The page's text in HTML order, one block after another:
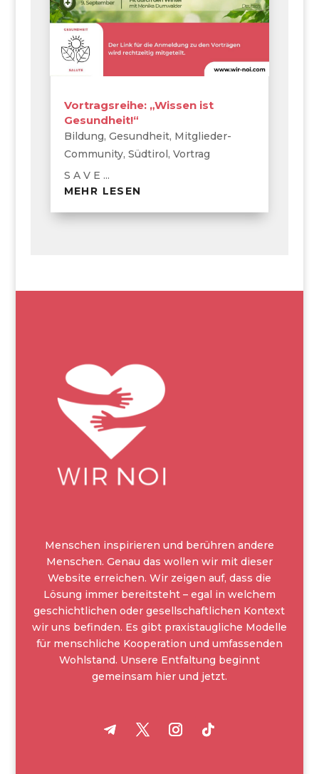
Vortragsreihe: „Wissen ist
Gesundheit!“
Bildung, Gesundheit, Mitglieder-
Community, Südtirol, Vortrag
S A V E ...
MEHR LESEN
Menschen inspirieren und berühren andere
Menschen. Genau das wollen wir mit dieser
Website erreichen. Wir zeigen auf, dass die
Lösung immer bereitsteht – egal in welchem
geschichtlichen oder gesellschaftlichen Kontext
wir uns befinden. Es gibt praxistaugliche Modelle
für menschliche Kooperation und umfassenden
Wohlstand. Unsere Entfaltung beginnt
gemeinsam hier und jetzt.